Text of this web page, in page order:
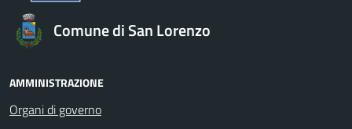
Comune di San Lorenzo
AMMINISTRAZIONE
Organi di governo